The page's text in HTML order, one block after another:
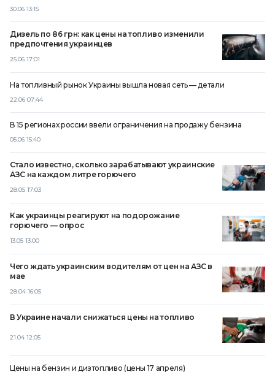
30.06 13:15
25.06 17:01
Дизель по 86 грн: как цены на топливо изменили
предпочтения украинцев
22.06 07:44
На топливный рынок Украины вышла новая сеть — детали
05.06 15:40
В 15 регионах россии ввели ограничения на продажу бензина
28.05 17:03
Стало известно, сколько зарабатывают украинские
АЗС на каждом литре горючего
13.05 13:00
Как украинцы реагируют на подорожание
горючего — опрос
28.04 16:05
Чего ждать украинским водителям от цен на АЗС в
мае
21.04 12:05
В Украине начали снижаться цены на топливо
Цены на бензин и дизтопливо (цены 17 апреля)